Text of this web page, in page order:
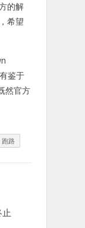
的解
希望
鉴于
然官方
跑路